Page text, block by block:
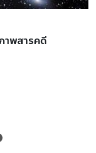
าพสารคดี